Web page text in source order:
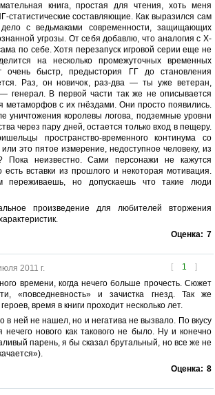
книга, простая для чтения, хоть меня
статистические составляющие. Как выразился сам
с ведьмаками современности, защищающих
угрозы. От себя добавлю, что аналогия с X-
по себе. Хотя перезапуск игровой серии еще не
на несколько промежуточных временных
очень быстр, предыстория ГГ до становления
Раз, он новичок, раз-два — ты уже ветеран,
генерал. В первой части так же не описывается
метаморфов с их гнёздами. Они просто появились.
уничтожения королевы логова, подземные уровни
через пару дней, остается только вход в пещеру.
пространство-временного континума со
это пятое измерение, недоступное человеку, из
Пока неизвестно. Сами персонажи не кажутся
есть вставки из прошлого и некоторая мотивация.
но допускаешь что такие люди
произведение для любителей вторжения
Оценка: 7
[ 1 ]
2011 г.
времени, когда нечего больше прочесть. Сюжет
«повседневность» и зачистка гнезд. Так же
время в книги проходит несколько лет.
в ней не нашел, но и негатива не вызвало. По вкусу
нового как такового не было. Ну и конечно
парень, я бы сказал брутальный, но все же не
Оценка: 8